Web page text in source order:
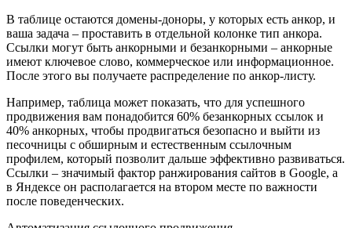
В таблице остаются домены-доноры, у которых есть анкор, и
ваша задача – проставить в отдельной колонке тип анкора.
Ссылки могут быть анкорными и безанкорными – анкорные
имеют ключевое слово, коммерческое или информационное.
После этого вы получаете распределение по анкор-листу.
Например, таблица может показать, что для успешного
продвижения вам понадобится 60% безанкорных ссылок и
40% анкорных, чтобы продвигаться безопасно и выйти из
песочницы с обширным и естественным ссылочным
профилем, который позволит дальше эффективно развиваться.
Ссылки – значимый фактор ранжирования сайтов в Google, а
в Яндексе он располагается на втором месте по важности
после поведенческих.